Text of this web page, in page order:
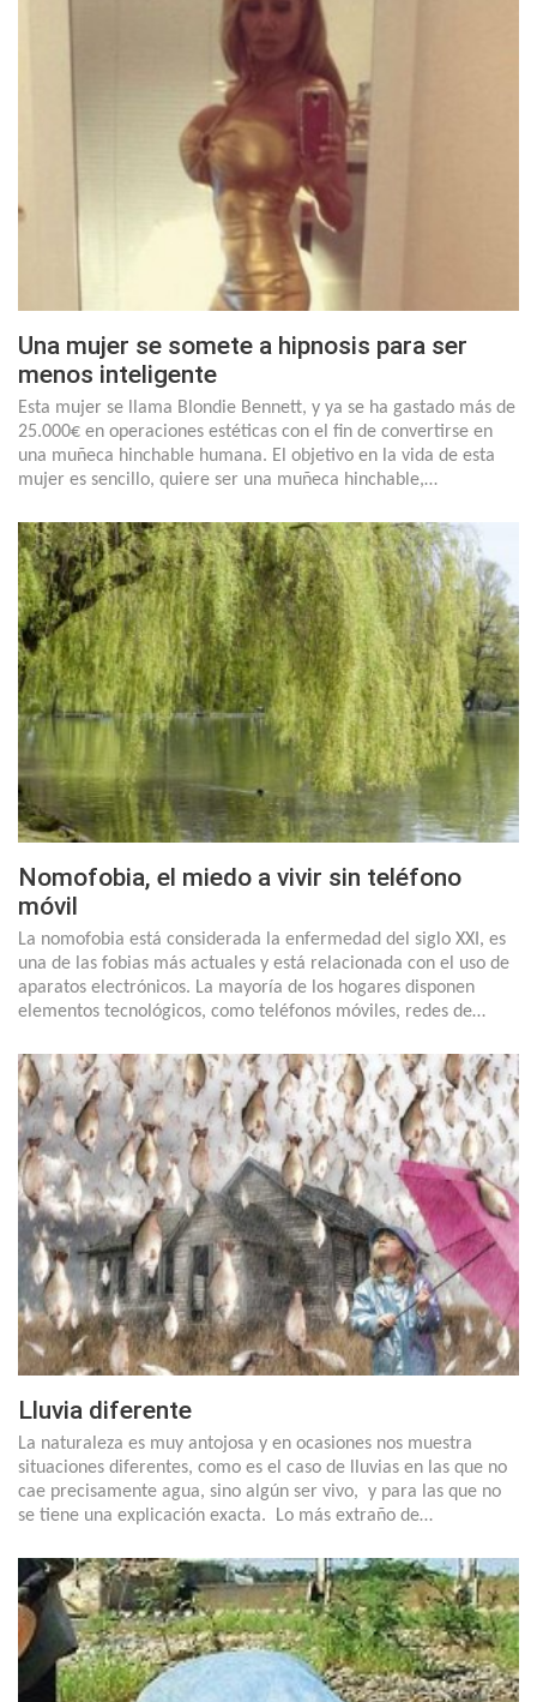
Una mujer se somete a hipnosis para ser
menos inteligente
Esta mujer se llama Blondie Bennett, y ya se ha gastado más de
25.000€ en operaciones estéticas con el fin de convertirse en
una muñeca hinchable humana. El objetivo en la vida de esta
mujer es sencillo, quiere ser una muñeca hinchable,…
Nomofobia, el miedo a vivir sin teléfono
móvil
La nomofobia está considerada la enfermedad del siglo XXI, es
una de las fobias más actuales y está relacionada con el uso de
aparatos electrónicos. La mayoría de los hogares disponen
elementos tecnológicos, como teléfonos móviles, redes de…
Lluvia diferente
La naturaleza es muy antojosa y en ocasiones nos muestra
situaciones diferentes, como es el caso de lluvias en las que no
cae precisamente agua, sino algún ser vivo, y para las que no
se tiene una explicación exacta. Lo más extraño de…